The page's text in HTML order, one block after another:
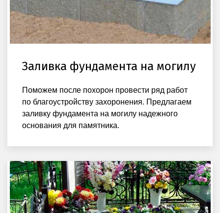
Заливка фундамента на могилу
Поможем после похорон провести ряд работ
по благоустройству захоронения. Предлагаем
заливку фундамента на могилу надежного
основания для памятника.